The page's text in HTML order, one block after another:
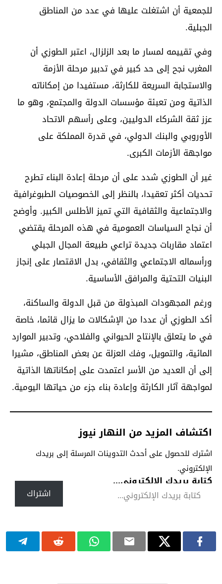
للجمعية أن اشتغلت عليها في عدد من المناطق
الجبلية.
وفي تقييمه لمسار ما بعد الزلزال، اعتبر الطوزي أن
المغرب نجح إلى حد كبير في تدبير مرحلة الأزمة
والاستجابة السريعة للكارثة، مستفيدا من إمكاناته
الذاتية ومن تعبئة مؤسسات الدولة والمجتمع، وهو ما
عزز ثقة الشركاء الدوليين، وعلى رأسهم الاتحاد
الأوروبي والبنك الدولي، في قدرة المملكة على
مواجهة الأزمات الكبرى.
غير أن الطوزي شدد على أن مرحلة إعادة البناء تطرح
تحديات أكثر تعقيدا، بالنظر إلى الخصوصيات الطبوغرافية
والاجتماعية والثقافية التي تميز الأطلس الكبير. وأوضح
أن نجاح السياسات العمومية في هذه المرحلة يقتضي
اعتماد مقاربات جديدة تراعي طبيعة المجال الجبلي
ورأسماله الاجتماعي والثقافي، بدل الاقتصار على إنجاز
البنيات التحتية والمرافق الأساسية.
ورغم المجهودات المبذولة من قبل الدولة والساكنة،
أكد الطوزي أن عددا من الإشكالات ما يزال قائما، خاصة
في ما يتعلق بالإنتاج الحيواني والفلاحي، وتدبير الموارد
المائية، والتمويل، وفك العزلة عن بعض المناطق، مشيرا
إلى أن العديد من الأسر اعتمدت على إمكاناتها الذاتية
لمواجهة آثار الكارثة وإعادة بناء جزء من حياتها اليومية.
اكتشاف المزيد من النهار نيوز
اشترك للحصول على أحدث التدوينات المرسلة إلى بريدك
الإلكتروني.
كتابة بريدك الإلكتروني...
اشتراك